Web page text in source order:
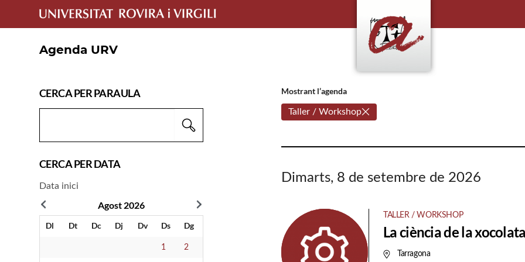
Agenda URV
Cercador
CERCA PER PARAULA
CERCA PER DATA
Data inici
Agost 2026
Dl Dt Dc Dj Dv Ds Dg
1 2
Mostrant l’agenda
Taller / Workshop
Dimarts, 8 de setembre de 2026
TALLER / WORKSHOP
La ciència de la xocolata
Tarragona